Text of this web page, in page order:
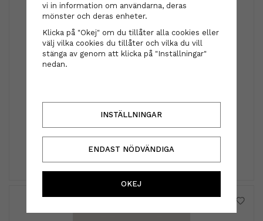
vi in information om användarna, deras
mönster och deras enheter.
Klicka på "Okej" om du tillåter alla cookies eller
välj vilka cookies du tillåter och vilka du vill
stänga av genom att klicka på "Inställningar"
nedan.
INSTÄLLNINGAR
ENDAST NÖDVÄNDIGA
OKEJ